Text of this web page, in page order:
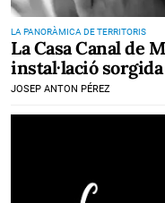
LA PANORÀMICA DE TERRITORIS
La Casa Canal de
instal·lació
JOSEP ANTON PÉREZ